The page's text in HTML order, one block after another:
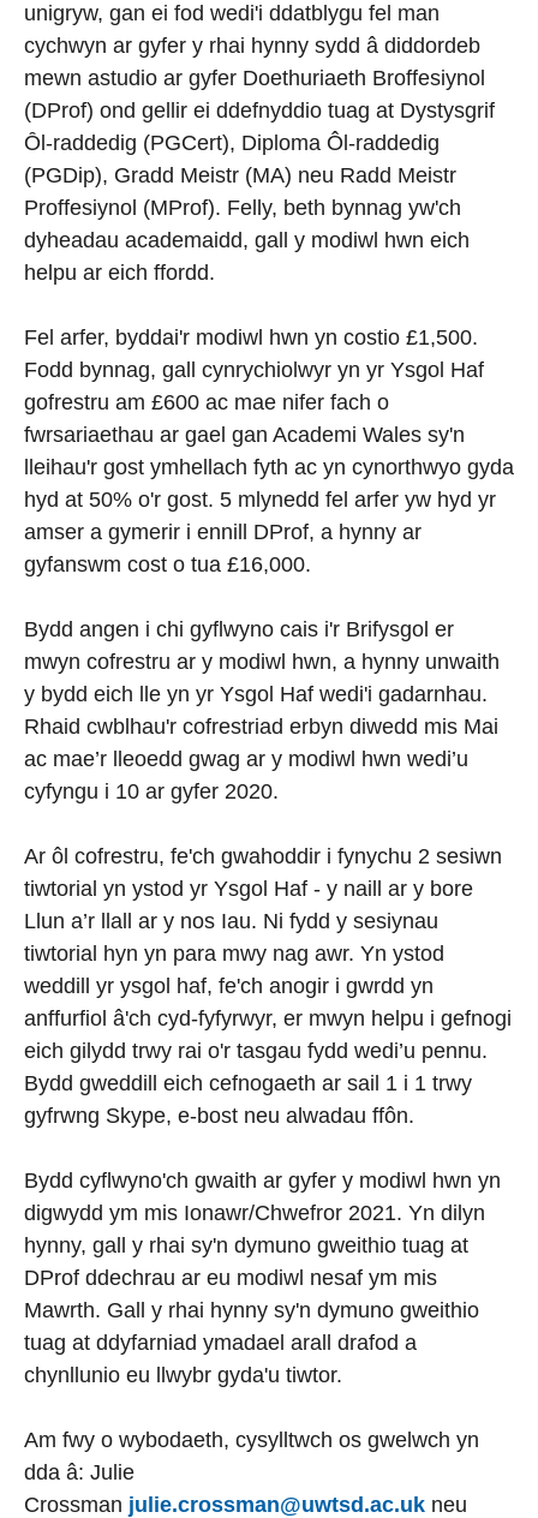
unigryw, gan ei fod wedi'i ddatblygu fel man
cychwyn ar gyfer y rhai hynny sydd â diddordeb
mewn astudio ar gyfer Doethuriaeth Broffesiynol
(DProf) ond gellir ei ddefnyddio tuag at Dystysgrif
Ȏl-raddedig (PGCert), Diploma Ôl-raddedig
(PGDip), Gradd Meistr (MA) neu Radd Meistr
Proffesiynol (MProf). Felly, beth bynnag yw'ch
dyheadau academaidd, gall y modiwl hwn eich
helpu ar eich ffordd.
Fel arfer, byddai'r modiwl hwn yn costio £1,500.
Fodd bynnag, gall cynrychiolwyr yn yr Ysgol Haf
gofrestru am £600 ac mae nifer fach o
fwrsariaethau ar gael gan Academi Wales sy'n
lleihau'r gost ymhellach fyth ac yn cynorthwyo gyda
hyd at 50% o'r gost. 5 mlynedd fel arfer yw hyd yr
amser a gymerir i ennill DProf, a hynny ar
gyfanswm cost o tua £16,000.
Bydd angen i chi gyflwyno cais i'r Brifysgol er
mwyn cofrestru ar y modiwl hwn, a hynny unwaith
y bydd eich lle yn yr Ysgol Haf wedi'i gadarnhau.
Rhaid cwblhau'r cofrestriad erbyn diwedd mis Mai
ac mae’r lleoedd gwag ar y modiwl hwn wedi’u
cyfyngu i 10 ar gyfer 2020.
Ar ôl cofrestru, fe'ch gwahoddir i fynychu 2 sesiwn
tiwtorial yn ystod yr Ysgol Haf - y naill ar y bore
Llun a’r llall ar y nos Iau. Ni fydd y sesiynau
tiwtorial hyn yn para mwy nag awr. Yn ystod
weddill yr ysgol haf, fe'ch anogir i gwrdd yn
anffurfiol â'ch cyd-fyfyrwyr, er mwyn helpu i gefnogi
eich gilydd trwy rai o'r tasgau fydd wedi’u pennu.
Bydd gweddill eich cefnogaeth ar sail 1 i 1 trwy
gyfrwng Skype, e-bost neu alwadau ffôn.
Bydd cyflwyno'ch gwaith ar gyfer y modiwl hwn yn
digwydd ym mis Ionawr/Chwefror 2021. Yn dilyn
hynny, gall y rhai sy'n dymuno gweithio tuag at
DProf ddechrau ar eu modiwl nesaf ym mis
Mawrth. Gall y rhai hynny sy'n dymuno gweithio
tuag at ddyfarniad ymadael arall drafod a
chynllunio eu llwybr gyda'u tiwtor.
Am fwy o wybodaeth, cysylltwch os gwelwch yn
dda â: Julie
Crossman julie.crossman@uwtsd.ac.uk neu